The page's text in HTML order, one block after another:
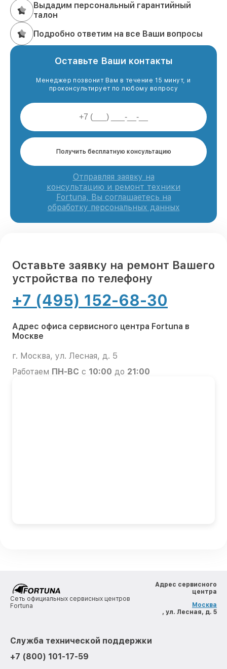
Выдадим персональный гарантийный
талон
Подробно ответим на все Ваши вопросы
Оставьте Ваши контакты
Менеджер позвонит Вам в течение 15 минут, и
проконсультирует по любому вопросу
Получить бесплатную консультацию
Отправляя заявку на
консультацию и ремонт техники
Fortuna, Вы соглашаетесь на
обработку персональных данных
Оставьте заявку на ремонт Вашего
устройства по телефону
+7 (495) 152-68-30
Адрес офиса сервисного центра Fortuna в
Москве
г. Москва, ул. Лесная, д. 5
Работаем ПН-ВС с 10:00 до 21:00
Сеть официальных сервисных центров
Fortuna
Адрес сервисного
центра
Москва
, ул. Лесная, д. 5
Служба технической поддержки
+7 (800) 101-17-59